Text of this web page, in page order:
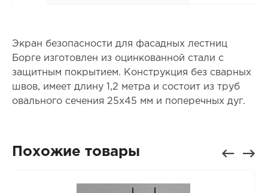
Экран безопасности для фасадных лестниц
Борге изготовлен из оцинкованной стали с
защитным покрытием. Конструкция без сварных
швов, имеет длину 1,2 метра и состоит из труб
овального сечения 25х45 мм и поперечных дуг.
Похожие товары